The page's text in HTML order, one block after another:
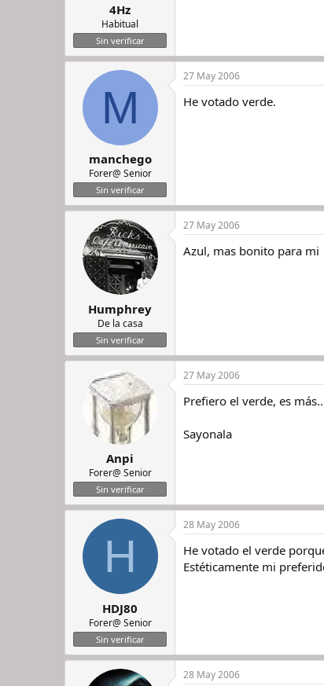
4Hz
Habitual
Sin verificar
M
manchego
Forer@ Senior
Sin verificar
27 May 2006
He votado verde.
Humphrey
De la casa
Sin verificar
27 May 2006
Azul, mas bonito para mi
Anpi
Forer@ Senior
Sin verificar
27 May 2006
Prefiero el verde, es
Sayonala
H
HDJ80
Forer@ Senior
Sin verificar
28 May 2006
He votado el verde
Estéticamente mi
28 May 2006